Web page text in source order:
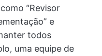
“Revisor
e
todos
uma equipe de